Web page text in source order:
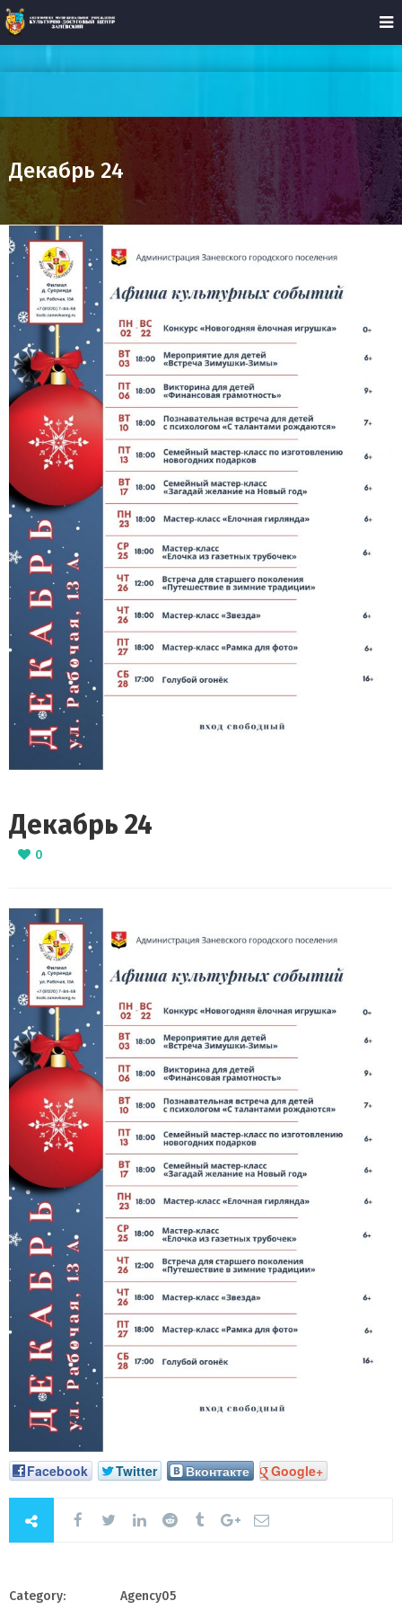
Декабрь 24
Декабрь 24
0
Facebook Twitter Вконтакте Google+
Category: Agency05